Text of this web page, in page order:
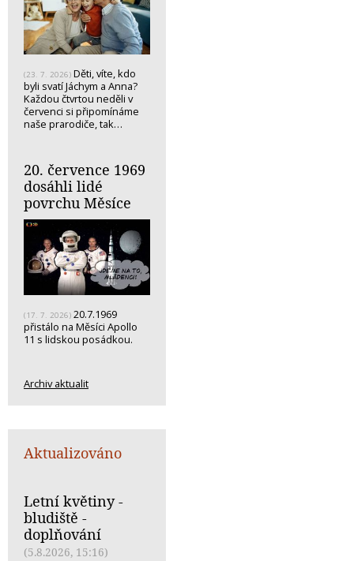
(23. 7. 2026) Děti, víte, kdo
byli svatí Jáchym a Anna?
Každou čtvrtou neděli v
červenci si připomínáme
naše prarodiče, tak…
20. července 1969
dosáhli lidé
povrchu Měsíce
(17. 7. 2026) 20.7.1969
přistálo na Měsíci Apollo
11 s lidskou posádkou.
Archiv aktualit
Aktualizováno
Letní květiny -
bludiště -
doplňování
(5.8.2026, 15:16)